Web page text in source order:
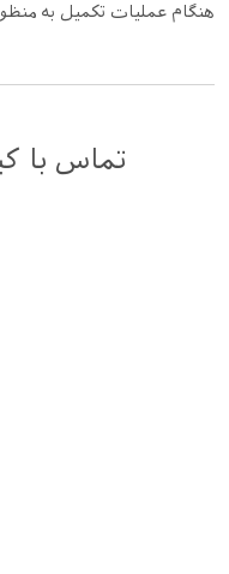
هنگام عملیات تکمیل به
تماس با